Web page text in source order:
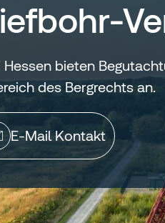
bieten
des Bergrechts an.
E-Mail Kontakt